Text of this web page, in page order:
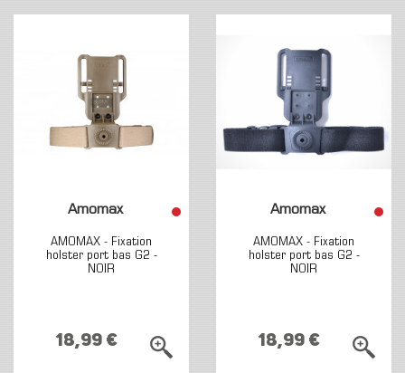
Amomax
AMOMAX - Fixation
holster port bas G2 -
NOIR
18,99 €
Amomax
AMOMAX - Fixation
holster port bas G2 -
NOIR
18,99 €